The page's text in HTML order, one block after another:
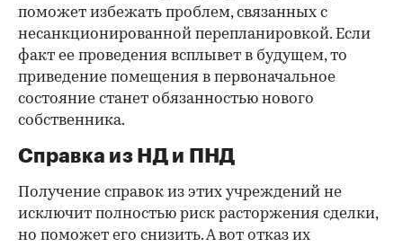
поможет избежать проблем, связанных с
несанкционированной перепланировкой. Если
факт ее проведения всплывет в будущем, то
приведение помещения в первоначальное
состояние станет обязанностью нового
собственника.
Справка из НД и ПНД
Получение справок из этих учреждений не
исключит полностью риск расторжения сделки,
но поможет его снизить. А вот отказ их